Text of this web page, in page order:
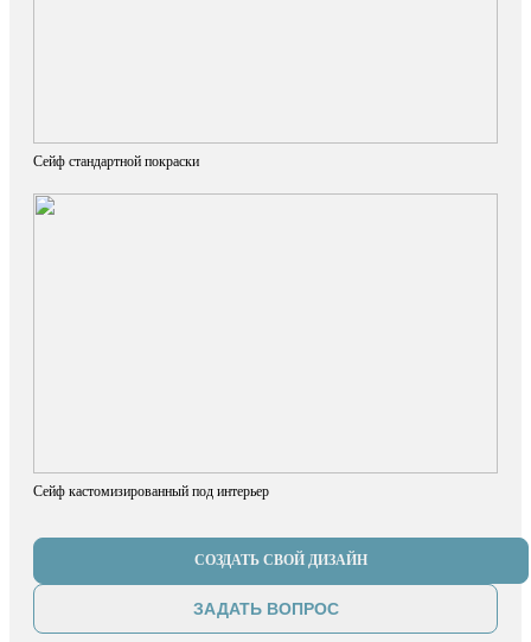
Сейф стандартной покраски
Сейф кастомизированный под интерьер
СОЗДАТЬ СВОЙ ДИЗАЙН
ЗАДАТЬ ВОПРОС